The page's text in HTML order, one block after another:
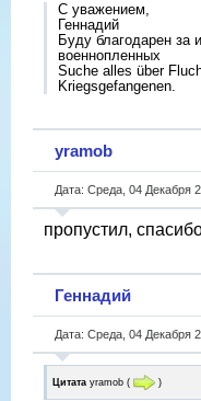
С уважением,
Геннадий
Буду благодарен за
военнопленных
Suche alles über
Kriegsgefangenen.
yramob
Дата: Среда, 04 Декабря
пропустил,
Геннадий
Дата: Среда, 04 Декабря
Цитата yramob ( )